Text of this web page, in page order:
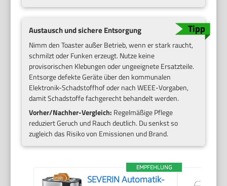
Austausch und sichere Entsorgung
Nimm den Toaster außer Betrieb, wenn er stark raucht,
schmilzt oder Funken erzeugt. Nutze keine
provisorischen Klebungen oder ungeeignete Ersatzteile.
Entsorge defekte Geräte über den kommunalen
Elektronik-Schadstoffhof oder nach WEEE-Vorgaben,
damit Schadstoffe fachgerecht behandelt werden.
Vorher/Nachher-Vergleich: Regelmäßige Pflege
reduziert Geruch und Rauch deutlich. Du senkst so
zugleich das Risiko von Emissionen und Brand.
EMPFEHLUNG
SEVERIN Automatik-